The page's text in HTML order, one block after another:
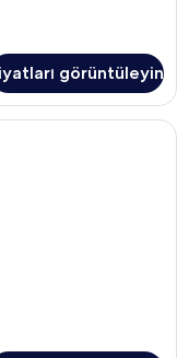
görüntüleyin
Şehir Manzaralı | Anti